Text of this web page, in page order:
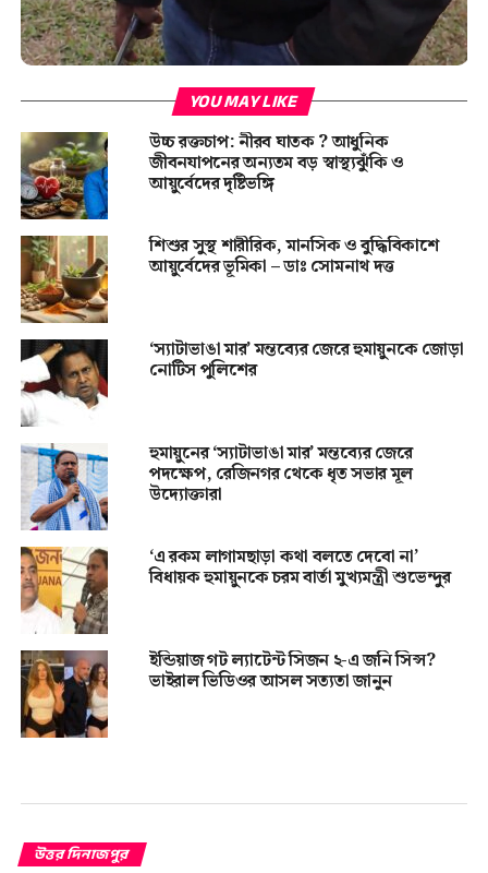
YOU MAY LIKE
উচ্চ রক্তচাপ: নীরব ঘাতক ? আধুনিক
জীবনযাপনের অন্যতম বড় স্বাস্থ্যঝুঁকি ও
আয়ুর্বেদের দৃষ্টিভঙ্গি
শিশুর সুস্থ শারীরিক, মানসিক ও বুদ্ধিবিকাশে
আয়ুর্বেদের ভূমিকা – ডাঃ সোমনাথ দত্ত
‘স্যাটাভাঙা মার’ মন্তব্যের জেরে হুমায়ুনকে জোড়া
নোটিস পুলিশের
হুমায়ুনের ‘স্যাটাভাঙা মার’ মন্তব্যের জেরে
পদক্ষেপ, রেজিনগর থেকে ধৃত সভার মূল
উদ্যোক্তারা
‘এ রকম লাগামছাড়া কথা বলতে দেবো না’
বিধায়ক হুমায়ুনকে চরম বার্তা মুখ্যমন্ত্রী শুভেন্দুর
ইন্ডিয়াজ গট ল্যাটেন্ট সিজন ২-এ জনি সিন্স?
ভাইরাল ভিডিওর আসল সত্যতা জানুন
উত্তর দিনাজপুর